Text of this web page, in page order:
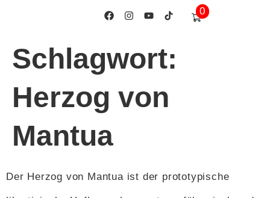
0
Schlagwort:
Herzog von
Mantua
Der Herzog von Mantua ist der prototypische